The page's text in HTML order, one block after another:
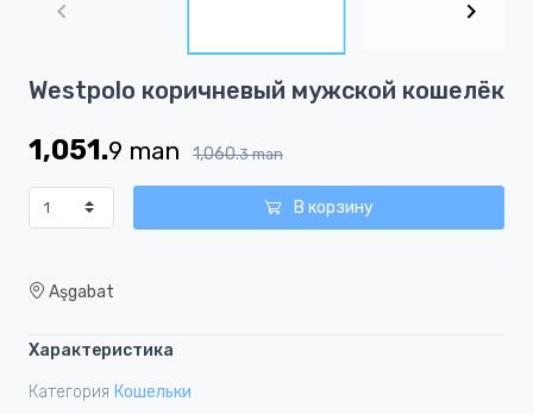
1
3
Westpolo коричневый мужской кошелёк
1,051.9 man 1,060.3 man
В корзину
Aşgabat
Характеристика
Категория Кошельки